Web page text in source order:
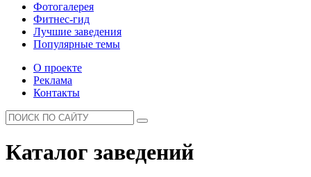
Фотогалерея
Фитнес-гид
Лучшие заведения
Популярные темы
О проекте
Реклама
Контакты
Каталог заведений